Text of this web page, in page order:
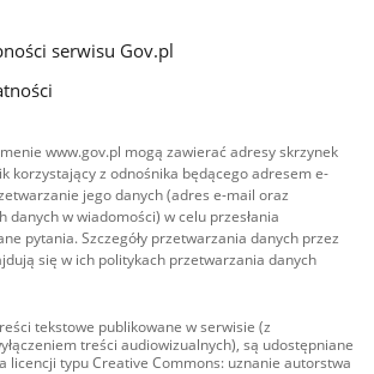
serwisu Gov.pl
www.gov.pl mogą zawierać adresy skrzynek
korzystający z odnośnika będącego adresem e-
jego danych (adres e-mail oraz
danych w wiadomości) w celu przesłania
pytania. Szczegóły przetwarzania danych przez
się w ich politykach przetwarzania danych
tekstowe publikowane w serwisie (z
treści audiowizualnych), są udostępniane
licencji typu Creative Commons: uznanie autorstwa